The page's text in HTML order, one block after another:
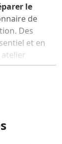
doivent
les
le
de
Des
et en
de